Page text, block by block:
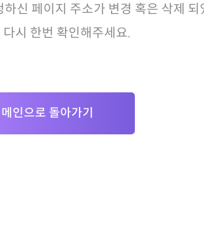
신 페이지 주소가 변경 혹은 삭제 되
다시 한번 확인해주세요.
메인으로 돌아가기